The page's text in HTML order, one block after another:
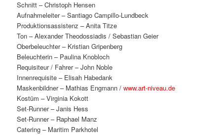
Schnitt – Christoph Hensen
Aufnahmeleiter – Santiago Campillo-Lundbeck
Produktionsassistenz – Anita Titze
Ton – Alexander Theodossiadis / Sebastian Geier
Oberbeleuchter – Kristian Gripenberg
Beleuchterin – Paulina Knobloch
Requisiteur / Fahrer – John Noble
Innenrequisite – Elisah Habedank
Maskenbildner – Mathias Engmann /www.art-niveau.de
Kostüm – Virginia Kokott
Set-Runner – Janis Hess
Set-Runner – Raphael Manz
Catering – Maritim Parkhotel